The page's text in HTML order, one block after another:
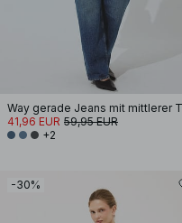
41,96 EUR 59,95 EUR
+2
-30%